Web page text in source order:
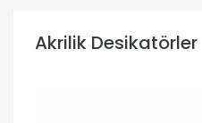
Akrilik Desikatörler